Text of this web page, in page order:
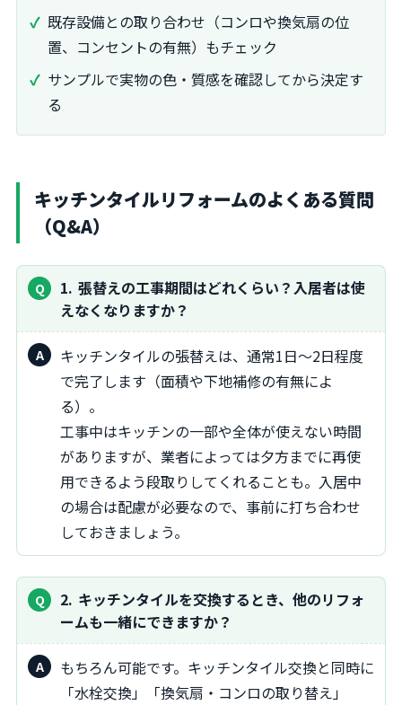
既存設備との取り合わせ（コンロや換気扇の位
置、コンセントの有無）もチェック
サンプルで実物の色・質感を確認してから決定す
る
キッチンタイルリフォームのよくある質問
（Q&A）
1 張替えの工事期間はどれくらい？入居者は使
えなくなりますか？
キッチンタイルの張替えは、通常1日〜2日程度
で完了します（面積や下地補修の有無によ
る）。
工事中はキッチンの一部や全体が使えない時間
がありますが、業者によっては夕方までに再使
用できるよう段取りしてくれることも。入居中
の場合は配慮が必要なので、事前に打ち合わせ
しておきましょう。
2 キッチンタイルを交換するとき、他のリフォ
ームも一緒にできますか？
もちろん可能です。キッチンタイル交換と同時に
「水栓交換」「換気扇・コンロの取り替え」